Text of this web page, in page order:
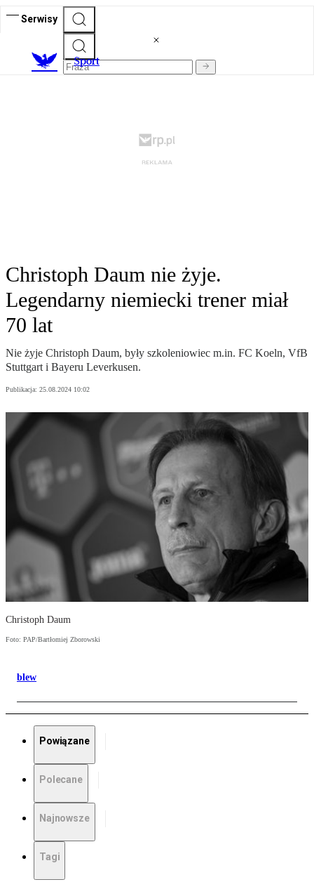
Serwisy
Sport
Christoph Daum nie żyje.
Legendarny niemiecki trener miał
70 lat
Nie żyje Christoph Daum, były szkoleniowiec m.in. FC Koeln, VfB
Stuttgart i Bayeru Leverkusen.
Publikacja: 25.08.2024 10:02
Christoph Daum
Foto: PAP/Bartłomiej Zborowski
blew
Powiązane
Polecane
Najnowsze
Tagi